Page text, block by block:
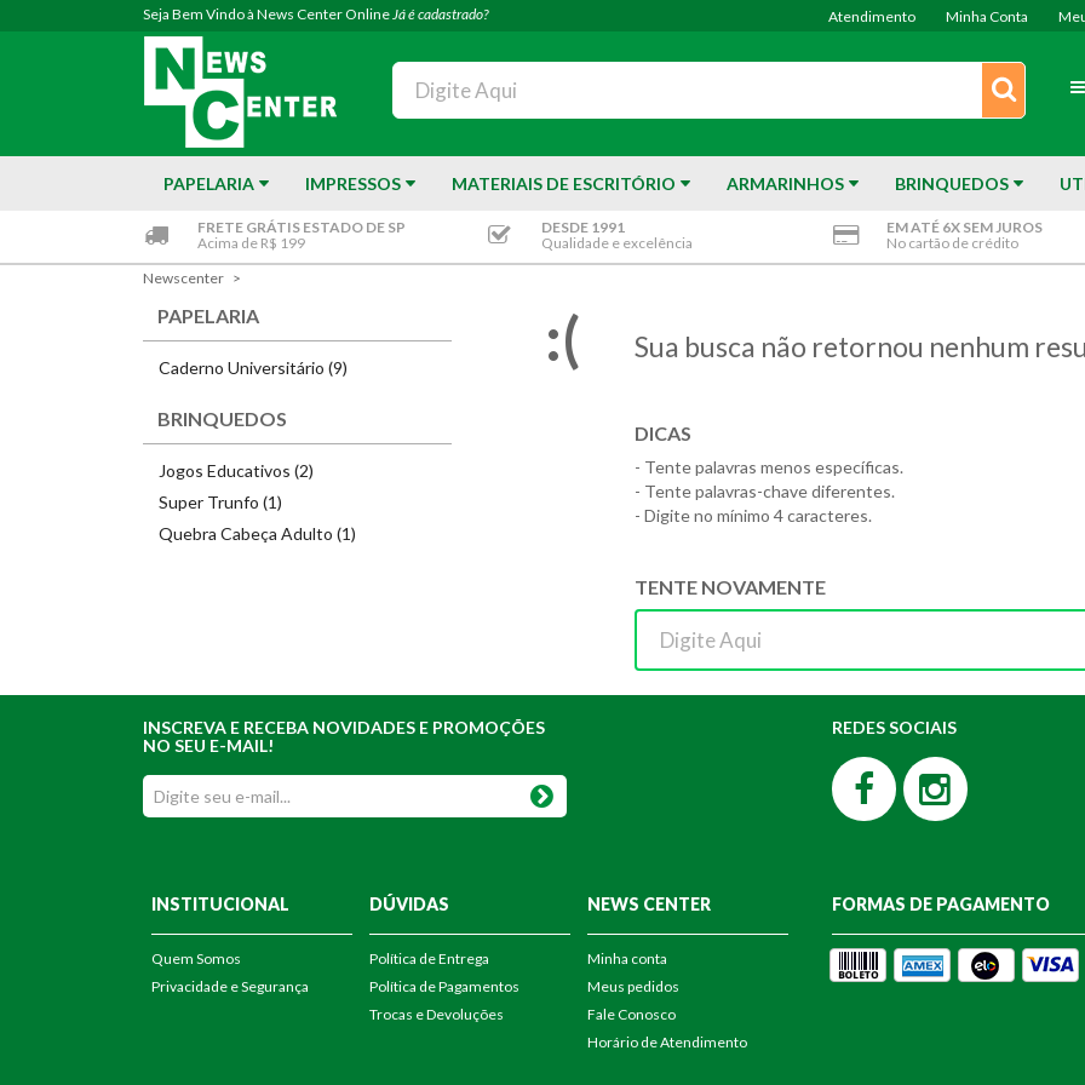
Seja Bem Vindo à News Center OnlineJá é cadastrado? Atendimento Minha Conta
PAPELARIA IMPRESSOS MATERIAIS DE ESCRITÓRIO ARMARINHOS BRINQUEDOS
FRETE GRÁTIS ESTADO DE SP
Acima de R$ 199
DESDE 1991
Qualidade e excelência
EM ATÉ 6X SEM JUROS
No cartão de crédito
Newscenter
PAPELARIA
Caderno Universitário (9)
BRINQUEDOS
Jogos Educativos (2)
Super Trunfo (1)
Quebra Cabeça Adulto (1)
:( Sua busca não retornou nenhum
DICAS
- Tente palavras menos específicas.
- Tente palavras-chave diferentes.
- Digite no mínimo 4 caracteres.
TENTE NOVAMENTE
INSCREVA E RECEBA NOVIDADES E PROMOÇÕES
NO SEU E-MAIL!
REDES SOCIAIS
INSTITUCIONAL
Quem Somos
Privacidade e Segurança
DÚVIDAS
Política de Entrega
Política de Pagamentos
Trocas e Devoluções
NEWS CENTER
Minha conta
Meus pedidos
Fale Conosco
Horário de Atendimento
FORMAS DE PAGAMENTO